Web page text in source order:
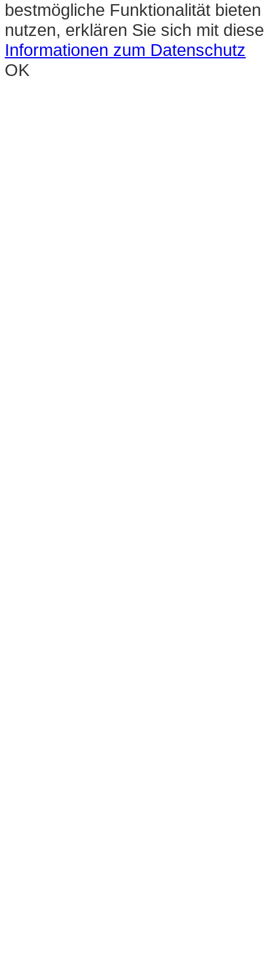
bestmögliche Funktionalität
nutzen, erklären Sie sich mit
Informationen zum Datenschutz
OK